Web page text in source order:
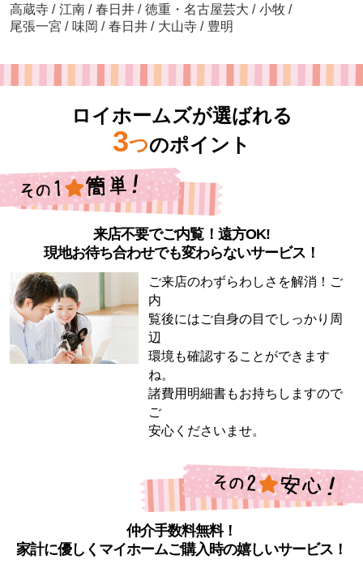
高蔵寺 / 江南 / 春日井 / 徳重・名古屋芸大 / 小牧 /
尾張一宮 / 味岡 / 春日井 / 大山寺 / 豊明
ロイホームズが選ばれる
3つのポイント
来店不要でご内覧！遠方OK!
現地お待ち合わせでも変わらないサービス！
ご来店のわずらわしさを解消！ご
内
覧後にはご自身の目でしっかり周
辺
環境も確認することができます
ね。
諸費用明細書もお持ちしますので
ご
安心くださいませ。
仲介手数料無料！
家計に優しくマイホームご購入時の嬉しいサービス！